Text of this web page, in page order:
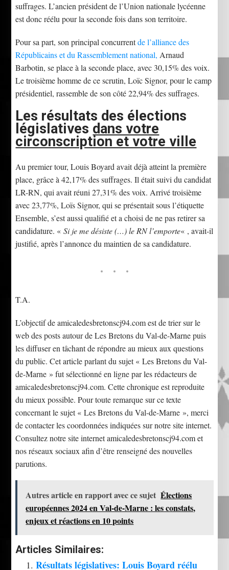
suffrages. L’ancien président de l’Union nationale lycéenne
est donc réélu pour la seconde fois dans son territoire.
Pour sa part, son principal concurrentde l’alliance des
Républicains et du Rassemblement national, Arnaud
Barbotin, se place à la seconde place, avec 30,15% des voix.
Le troisième homme de ce scrutin, Loïc Signor, pour le camp
présidentiel, rassemble de son côté 22,94% des suffrages.
Les résultats des élections
législatives dans votre
circonscription et votre ville
Au premier tour, Louis Boyard avait déjà atteint la première
place, grâce à 42,17% des suffrages. Il était suivi du candidat
LR-RN, qui avait réuni 27,31% des voix. Arrivé troisième
avec 23,77%, Loïs Signor, qui se présentait sous l’étiquette
Ensemble, s’est aussi qualifié et a choisi de ne pas retirer sa
candidature. «Si je me désiste (…) le RN l’emporte« , avait-il
justifié, après l’annonce du maintien de sa candidature.
T.A.
L’objectif de amicaledesbretonscj94.com est de trier sur le
web des posts autour de Les Bretons du Val-de-Marne puis
les diffuser en tâchant de répondre au mieux aux questions
du public. Cet article parlant du sujet « Les Bretons du Val-
de-Marne » fut sélectionné en ligne par les rédacteurs de
amicaledesbretonscj94.com. Cette chronique est reproduite
du mieux possible. Pour toute remarque sur ce texte
concernant le sujet « Les Bretons du Val-de-Marne », merci
de contacter les coordonnées indiquées sur notre site internet.
Consultez notre site internet amicaledesbretonscj94.com et
nos réseaux sociaux afin d’être renseigné des nouvelles
parutions.
Autres article en rapport avec ce sujet Élections
européennes 2024 en Val-de-Marne : les constats,
enjeux et réactions en 10 points
Articles Similaires:
Résultats législatives: Louis Boyard réélu